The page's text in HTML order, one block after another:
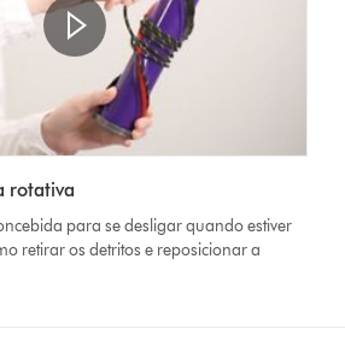
rotativa
para se desligar quando estiver
retirar os detritos e reposicionar a